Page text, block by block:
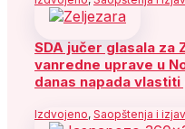
SDA jučer glasala za
vanredne uprave u
danas napada vlastiti
Izdvojeno, Saopštenja i